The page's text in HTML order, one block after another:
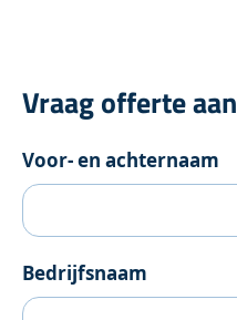
Vraag offerte aan
Voor- en achternaam
Bedrijfsnaam